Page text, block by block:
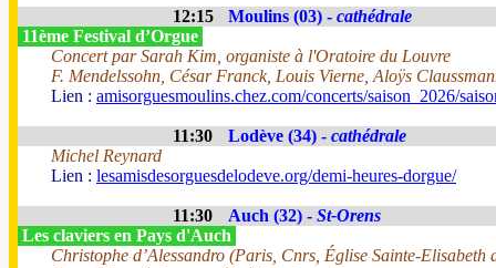
12:15 Moulins (03) - cathédrale
11ème Festival d’Orgue
Concert par Sarah Kim, organiste à l'Oratoire du Louvre
F. Mendelssohn, César Franck, Louis Vierne, Aloÿs
Lien : amisorguesmoulins.chez.com/concerts/saison_2026/
11:30 Lodève (34) - cathédrale
Michel Reynard
Lien : lesamisdesorguesdelodeve.org/demi-heures-dorgue/
11:30 Auch (32) - St-Orens
Les claviers en Pays d'Auch
Christophe d’Alessandro (Paris, Cnrs, Église Sainte-Elisabeth